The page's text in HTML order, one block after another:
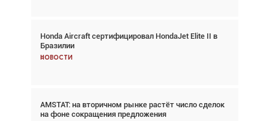
Honda Aircraft сертифицировал HondaJet Elite II в
Бразилии
Новости
AMSTAT: на вторичном рынке растёт число сделок
на фоне сокращения предложения
Авиационный фотограф Дэйв Кох: «Фотография
говорит сама за себя... а ИИ всё портит»
Новости
Проблемы с цепочками поставок сохраняются
Аналитика